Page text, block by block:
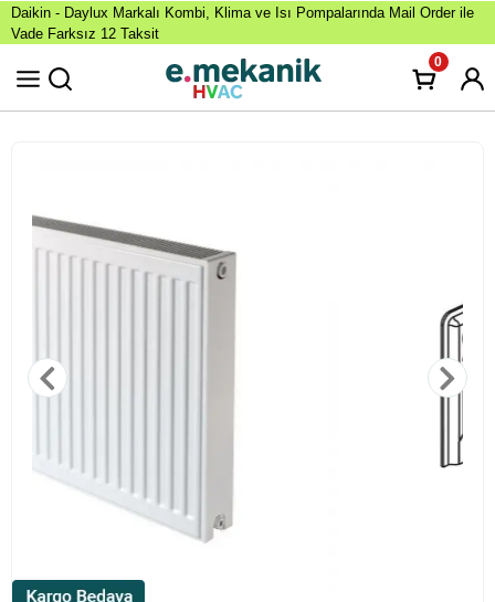
Daikin - Daylux Markalı Kombi, Klima ve Isı Pompalarında Mail Order ile
Vade Farksız 12 Taksit
0